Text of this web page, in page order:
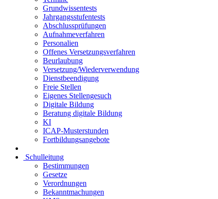
Grundwissentests
Jahrgangsstufentests
Abschlussprüfungen
Aufnahmeverfahren
Personalien
Offenes Versetzungsverfahren
Beurlaubung
Versetzung/Wiederverwendung
Dienstbeendigung
Freie Stellen
Eigenes Stellengesuch
Digitale Bildung
Beratung digitale Bildung
KI
ICAP-Musterstunden
Fortbildungsangebote
Schulleitung
Bestimmungen
Gesetze
Verordnungen
Bekanntmachungen